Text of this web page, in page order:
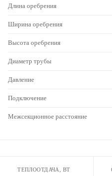
Длина оребрения
Ширина оребрения
Высота оребрения
Диаметр трубы
Давление
Подключение
Межсекционное расстояние
ТЕПЛООТДАЧА, ВТ